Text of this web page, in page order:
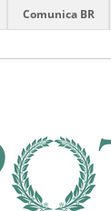
Comunica BR